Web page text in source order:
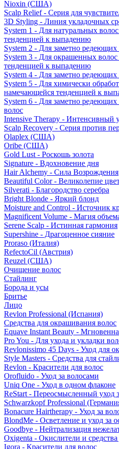
Nioxin (США)
Scalp Relief - Серия для
3D Styling - Линия укладочных
System 1 - Для натуральных
тенденцией к выпадению
System 2 - Для заметно
System 3 - Для окрашенных
тенденцией к выпадению
System 4 - Для заметно
System 5 - Для химически
намечающейся тенденцией к
System 6 - Для заметно
волос
Intensive Therapy - Интенсивный
Scalp Recovery - Серия против
Olaplex (США)
Oribe (США)
Gold Lust - Роскошь золота
Signature - Вдохновение дня
Hair Alchemy - Сила Возрождения
Beautiful Color - Великолепие
Silverati - Благородство серебра
Bright Blonde - Яркий блонд
Moisture and Control - Источник
Magnificent Volume - Магия
Serene Scalp - Истинная гармония
Supershine - Драгоценное сияние
Proraso (Италия)
RefectoCil (Австрия)
Reuzel (США)
Очищение волос
Стайлинг
Борода и усы
Бритье
Лицо
Revlon Professional (Испания)
Средства для окрашивания волос
Equave Instant Beauty -
Pro You - Для ухода и укладки
Revlonissimo 45 Days - Уход для
Style Masters - Средства для
Revlon - Красители для волос
Orofluido - Уход за волосами
Uniq One - Уход в одном флаконе
ReStart - Переосмысленный уход
Schwarzkopf Professional
Bonacure Hairtherapy - Уход за
BlondMe - Осветление и уход за
Goodbye - Нейтрализация
Oxigenta - Окислители и
Igora - Красители для волос